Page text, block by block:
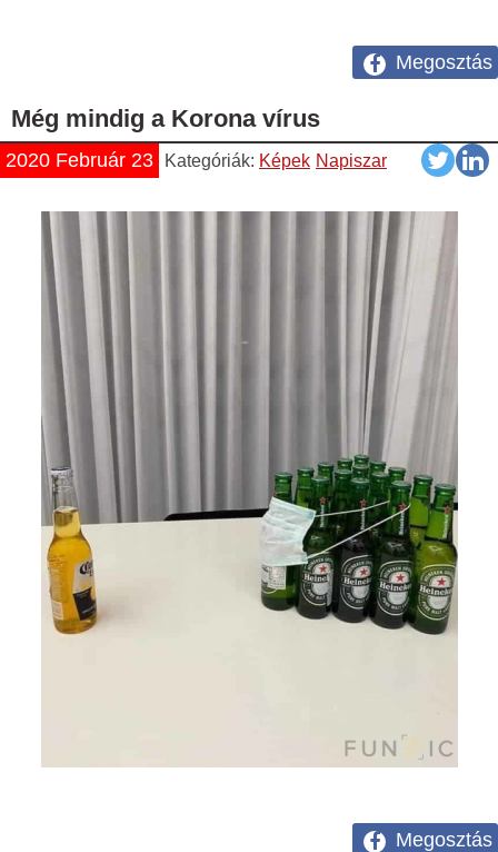
Megosztás
Még mindig a Korona vírus
2020 Február 23 Kategóriák: Képek Napiszar
Megosztás